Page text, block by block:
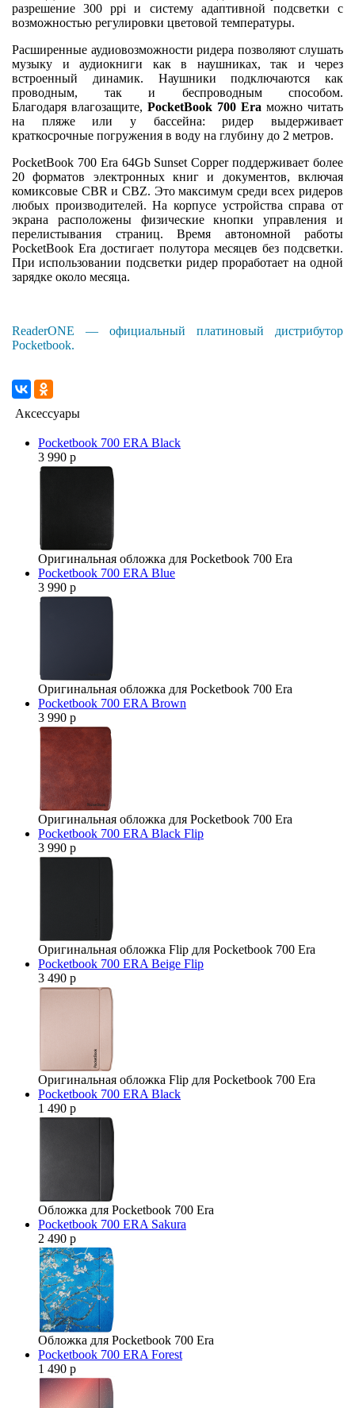
разрешение 300 ppi и систему адаптивной подсветки с
возможностью регулировки цветовой температуры.
Расширенные аудиовозможности ридера позволяют слушать
музыку и аудиокниги как в наушниках, так и через
встроенный динамик. Наушники подключаются как
проводным, так и беспроводным способом.
Благодаря влагозащите, PocketBook 700 Era можно читать
на пляже или у бассейна: ридер выдерживает
краткосрочные погружения в воду на глубину до 2 метров.
PocketBook 700 Era 64Gb Sunset Copper поддерживает более
20 форматов электронных книг и документов, включая
комиксовые CBR и CBZ. Это максимум среди всех ридеров
любых производителей. На корпусе устройства справа от
экрана расположены физические кнопки управления и
перелистывания страниц. Время автономной работы
PocketBook Era достигает полутора месяцев без подсветки.
При использовании подсветки ридер проработает на одной
зарядке около месяца.
ReaderONE — официальный платиновый дистрибутор
Pocketbook.
Аксессуары
Pocketbook 700 ERA Black
3 990 р
Оригинальная обложка для Pocketbook 700 Era
Pocketbook 700 ERA Blue
3 990 р
Оригинальная обложка для Pocketbook 700 Era
Pocketbook 700 ERA Brown
3 990 р
Оригинальная обложка для Pocketbook 700 Era
Pocketbook 700 ERA Black Flip
3 990 р
Оригинальная обложка Flip для Pocketbook 700 Era
Pocketbook 700 ERA Beige Flip
3 490 р
Оригинальная обложка Flip для Pocketbook 700 Era
Pocketbook 700 ERA Black
1 490 р
Обложка для Pocketbook 700 Era
Pocketbook 700 ERA Sakura
2 490 р
Обложка для Pocketbook 700 Era
Pocketbook 700 ERA Forest
1 490 р